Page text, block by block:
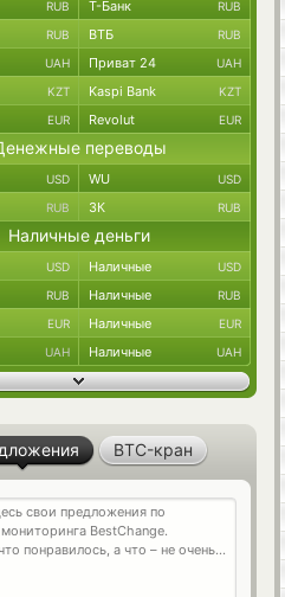
RUB Т-Банк RUB
RUB ВТБ RUB
UAH Приват 24 UAH
KZT Kaspi Bank KZT
EUR Revolut EUR
переводы
USD WU USD
RUB ЗК RUB
Наличные деньги
USD Наличные USD
RUB Наличные RUB
EUR Наличные EUR
UAH Наличные UAH
BTC-кран